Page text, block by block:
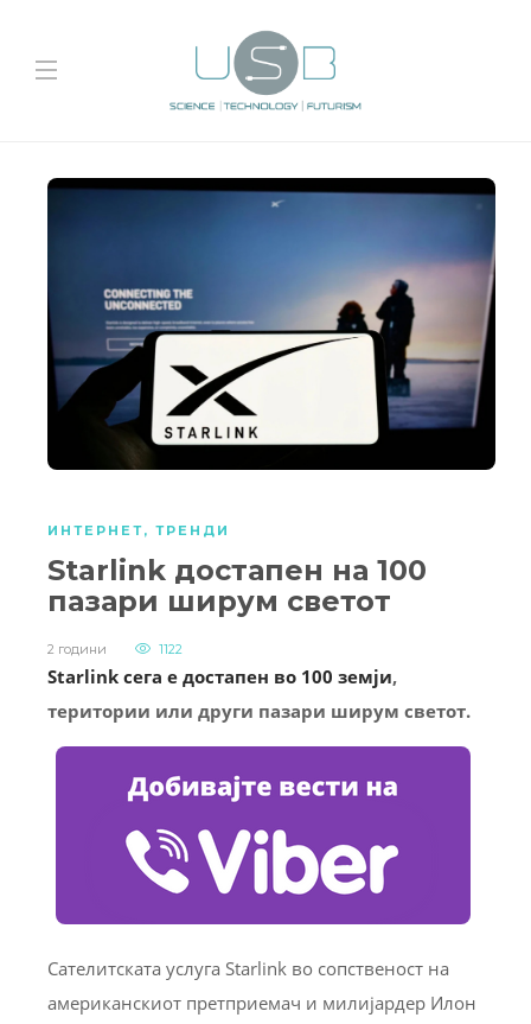
ИНТЕРНЕТ, ТРЕНДИ
Starlink достапен на 100
пазари ширум светот
2 години 1122
Starlink сега е достапен во 100 земји,
територии или други пазари ширум светот.
Сателитската услуга Starlink во сопственост на
американскиот претприемач и милијардер Илон